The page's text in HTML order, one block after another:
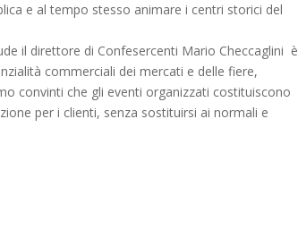
e al tempo stesso animare i centri storici del
il direttore di Confesercenti Mario Checcaglini  è
commerciali dei mercati e delle fiere,
convinti che gli eventi organizzati costituiscono
per i clienti, senza sostituirsi ai normali e